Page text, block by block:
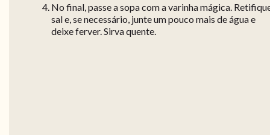
No final, passe a sopa com a varinha mágica.
sal e, se necessário, junte um pouco mais de água e
deixe ferver. Sirva quente.